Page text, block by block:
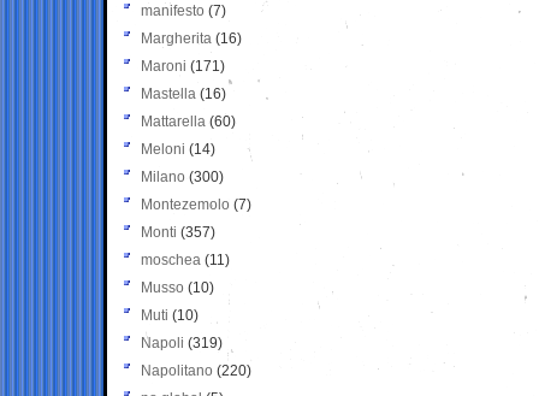
manifesto (7)
Margherita (16)
Maroni (171)
Mastella (16)
Mattarella (60)
Meloni (14)
Milano (300)
Montezemolo (7)
Monti (357)
moschea (11)
Musso (10)
Muti (10)
Napoli (319)
Napolitano (220)